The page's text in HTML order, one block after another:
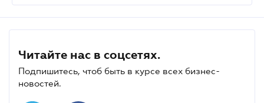
Читайте нас в соцсетях.
Подпишитесь, чтоб быть в курсе всех бизнес-
новостей.